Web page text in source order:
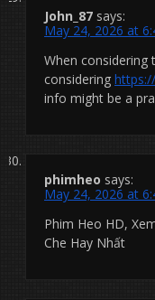
John_87 says:
May 24, 2026 at
When considering
considering
info might be a
phimheo says:
May 24, 2026 at
Phim Heo HD,
Che Hay Nhất